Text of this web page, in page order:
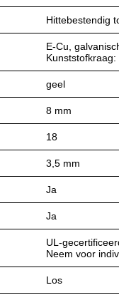
Hittebestendig
E-Cu,
geel
8 mm
18
3,5 mm
Ja
Ja
UL-
Neem voor
Los